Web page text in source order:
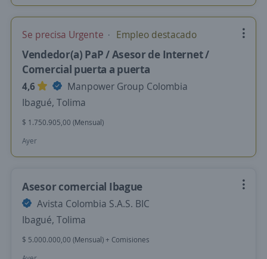
Se precisa Urgente Empleo destacado
Vendedor(a) PaP / Asesor de Internet /
Comercial puerta a puerta
4,6
Manpower Group Colombia
Ibagué, Tolima
$ 1.750.905,00 (Mensual)
Ayer
Asesor comercial Ibague
Avista Colombia S.A.S. BIC
Ibagué, Tolima
$ 5.000.000,00 (Mensual) + Comisiones